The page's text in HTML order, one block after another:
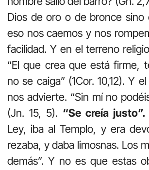
Dios de oro o de bronce sino
eso nos caemos y nos
facilidad. Y en el terreno
“El que crea que está firme,
no se caiga” (1Cor. 10,12). Y
nos advierte. “Sin mí no
(Jn. 15, 5). “Se creía justo”.
Ley, iba al Templo, y era
rezaba, y daba limosnas. Los
demás”. Y no es que estas